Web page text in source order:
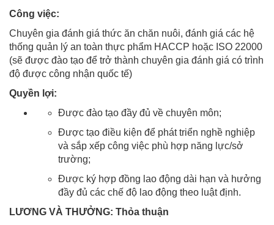
Công việc:
Chuyên gia đánh giá thức ăn chăn nuôi, đánh giá các hệ
thống quản lý an toàn thực phẩm HACCP hoặc ISO 22000
(sẽ được đào tạo để trở thành chuyên gia đánh giá có trình
độ được công nhận quốc tế)
Quyền lợi:
Được đào tạo đầy đủ về chuyên môn;
Được tạo điều kiện để phát triển nghề nghiệp
và sắp xếp công việc phù hợp năng lực/sở
trường;
Được ký hợp đồng lao động dài hạn và hưởng
đầy đủ các chế độ lao động theo luật định.
LƯƠNG VÀ THƯỞNG: Thỏa thuận